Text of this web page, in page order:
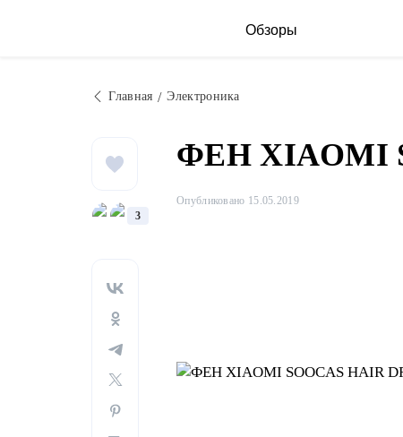
Обзоры
Главная Электроника
3
ФЕН XIAOMI
Опубликовано 15.05.2019